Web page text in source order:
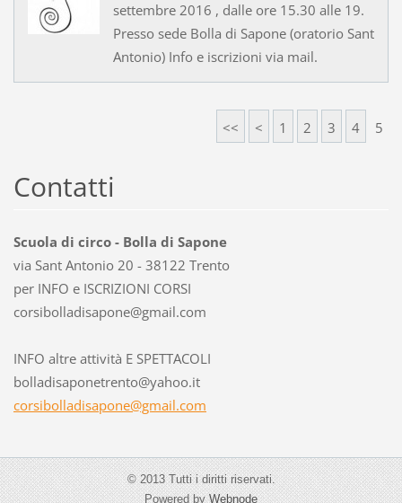
settembre 2016 , dalle ore 15.30 alle 19.
Presso sede Bolla di Sapone (oratorio Sant
Antonio) Info e iscrizioni via mail.
<< < 1 2 3 4 5
Contatti
Scuola di circo - Bolla di Sapone
via Sant Antonio 20 - 38122 Trento
per INFO e ISCRIZIONI CORSI
corsibolladisapone@gmail.com
INFO altre attività E SPETTACOLI
bolladisaponetrento@yahoo.it
corsibolladisapone@gmail.com
© 2013 Tutti i diritti riservati.
Powered byWebnode